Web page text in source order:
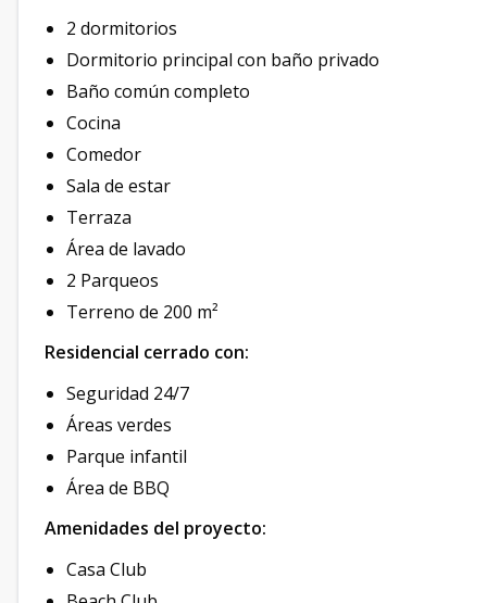
2 dormitorios
Dormitorio principal con baño privado
Baño común completo
Cocina
Comedor
Sala de estar
Terraza
Área de lavado
2 Parqueos
Terreno de 200 m²
Residencial cerrado con:
Seguridad 24/7
Áreas verdes
Parque infantil
Área de BBQ
Amenidades del proyecto:
Casa Club